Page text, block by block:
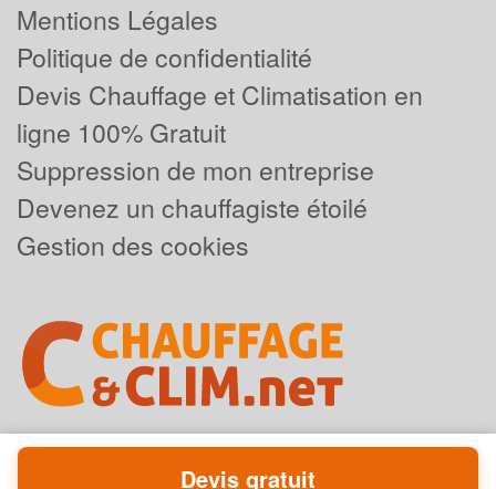
Mentions Légales
Politique de confidentialité
Devis Chauffage et Climatisation en
ligne 100% Gratuit
Suppression de mon entreprise
Devenez un chauffagiste étoilé
Gestion des cookies
Devis gratuit